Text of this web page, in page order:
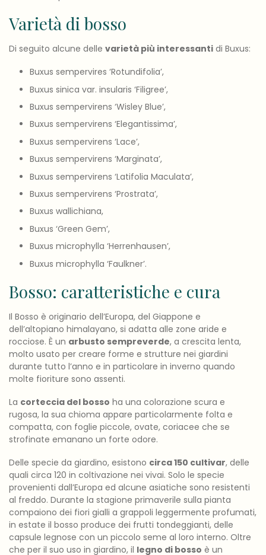
Varietà di bosso
Di seguito alcune delle varietà più interessanti di Buxus:
Buxus sempervires ‘Rotundifolia’,
Buxus sinica var. insularis ‘Filigree’,
Buxus sempervirens ‘Wisley Blue’,
Buxus sempervirens ‘Elegantissima’,
Buxus sempervirens ‘Lace’,
Buxus sempervirens ‘Marginata’,
Buxus sempervirens ‘Latifolia Maculata’,
Buxus sempervirens ‘Prostrata’,
Buxus wallichiana,
Buxus ‘Green Gem’,
Buxus microphylla ‘Herrenhausen’,
Buxus microphylla ‘Faulkner’.
Bosso: caratteristiche e cura
Il Bosso è originario dell’Europa, del Giappone e
dell’altopiano himalayano, si adatta alle zone aride e
rocciose. È un arbusto sempreverde, a crescita lenta,
molto usato per creare forme e strutture nei giardini
durante tutto l’anno e in particolare in inverno quando
molte fioriture sono assenti.
La corteccia del bosso ha una colorazione scura e
rugosa, la sua chioma appare particolarmente folta e
compatta, con foglie piccole, ovate, coriacee che se
strofinate emanano un forte odore.
Delle specie da giardino, esistono circa 150 cultivar, delle
quali circa 120 in coltivazione nei vivai. Solo le specie
provenienti dall’Europa ed alcune asiatiche sono resistenti
al freddo. Durante la stagione primaverile sulla pianta
compaiono dei fiori gialli a grappoli leggermente profumati,
in estate il bosso produce dei frutti tondeggianti, delle
capsule legnose con un piccolo seme al loro interno. Oltre
che per il suo uso in giardino, il legno di bosso è un